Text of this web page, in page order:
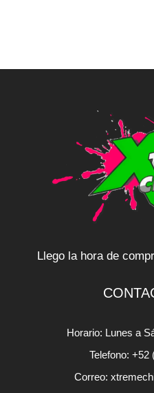
Llego la hora de
Horario: Lunes a
Telefono: +52
Correo: